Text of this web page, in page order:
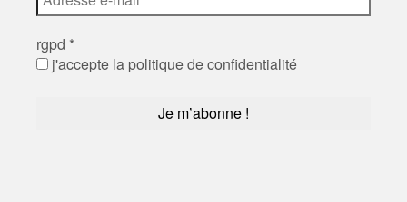
rgpd *
j'accepte la politique de confidentialité